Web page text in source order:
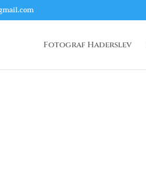
Fotograf Haderslev